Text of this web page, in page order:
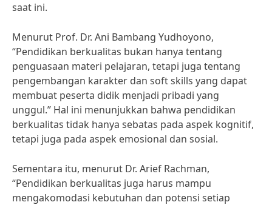
saat ini.
Menurut Prof. Dr. Ani Bambang Yudhoyono,
“Pendidikan berkualitas bukan hanya tentang
penguasaan materi pelajaran, tetapi juga tentang
pengembangan karakter dan soft skills yang dapat
membuat peserta didik menjadi pribadi yang
unggul.” Hal ini menunjukkan bahwa pendidikan
berkualitas tidak hanya sebatas pada aspek kognitif,
tetapi juga pada aspek emosional dan sosial.
Sementara itu, menurut Dr. Arief Rachman,
“Pendidikan berkualitas juga harus mampu
mengakomodasi kebutuhan dan potensi setiap